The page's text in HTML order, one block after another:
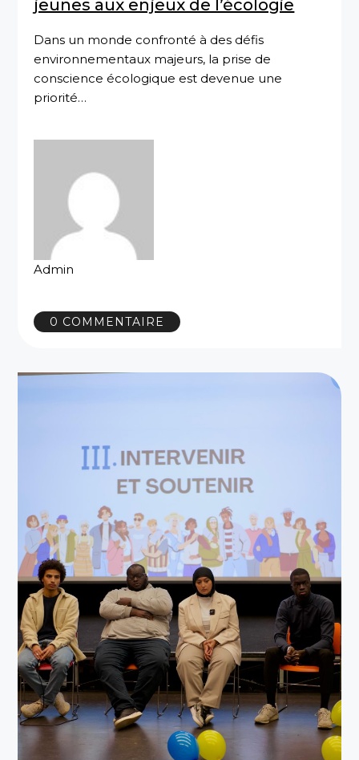
jeunes aux enjeux de l’écologie
Dans un monde confronté à des défis
environnementaux majeurs, la prise de
conscience écologique est devenue une
priorité…
Admin
0 COMMENTAIRE